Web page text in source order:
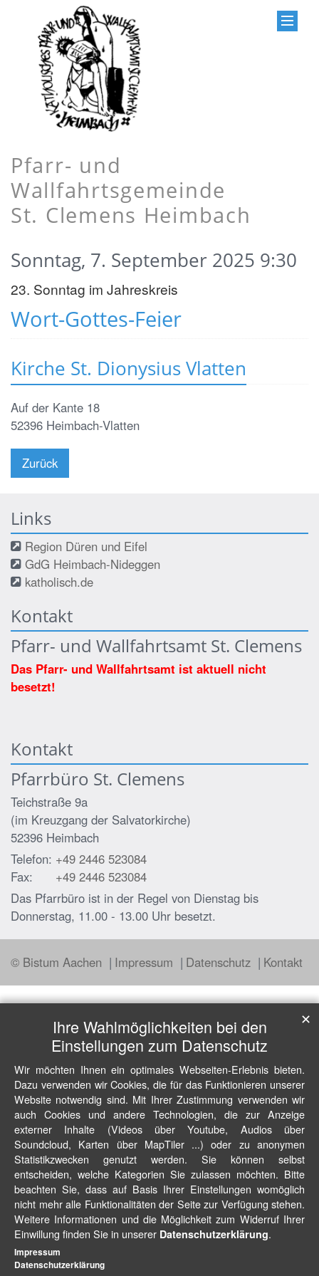
Pfarr- und
Wallfahrtsgemeinde
St. Clemens Heimbach
Wort-Gottes-Feier
Sonntag, 7. September 2025 9:30
23. Sonntag im Jahreskreis
Kirche St. Dionysius Vlatten
Auf der Kante 18
52396 Heimbach-Vlatten
Zurück
Links
Region Düren und Eifel
GdG Heimbach-Nideggen
katholisch.de
Kontakt
Pfarr- und Wallfahrtsamt St. Clemens
Das Pfarr- und Wallfahrtsamt ist aktuell nicht
besetzt!
Kontakt
Pfarrbüro St. Clemens
Teichstraße 9a
(im Kreuzgang der Salvatorkirche)
52396 Heimbach
Telefon: +49 2446 523084
Fax:
+49 2446 523084
Das Pfarrbüro ist in der Regel von Dienstag bis
Donnerstag, 11.00 - 13.00 Uhr besetzt.
© Bistum Aachen Impressum Datenschutz Kontakt
Ihre Wahlmöglichkeiten bei den
Einstellungen zum Datenschutz
Wir möchten Ihnen ein optimales Webseiten-Erlebnis bieten.
Dazu verwenden wir Cookies, die für das Funktionieren unserer
Website notwendig sind. Mit Ihrer Zustimmung verwenden wir
auch Cookies und andere Technologien, die zur Anzeige
externer Inhalte (Videos über Youtube, Audios über
Soundcloud, Karten über MapTiler ...) oder zu anonymen
Statistikzwecken genutzt werden. Sie können selbst
entscheiden, welche Kategorien Sie zulassen möchten. Bitte
beachten Sie, dass auf Basis Ihrer Einstellungen womöglich
nicht mehr alle Funktionalitäten der Seite zur Verfügung stehen.
Weitere Informationen und die Möglichkeit zum Widerruf Ihrer
Einwillung finden Sie in unserer Datenschutzerklärung.
✕
Impressum
Datenschutzerklärung